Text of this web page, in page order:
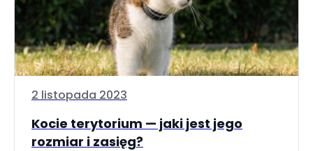
2 listopada 2023
Kocie terytorium — jaki jest jego
rozmiar i zasięg?